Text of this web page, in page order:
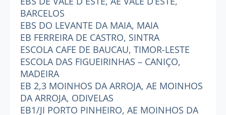
BARCELOS
EBS DO LEVANTE DA MAIA, MAIA
EB FERREIRA DE CASTRO, SINTRA
ESCOLA CAFE DE BAUCAU, TIMOR-LESTE
ESCOLA DAS FIGUEIRINHAS – CANIÇO,
MADEIRA
EB 2,3 MOINHOS DA ARROJA, AE MOINHOS
DA ARROJA, ODIVELAS
EB1/JI PORTO PINHEIRO, AE MOINHOS DA